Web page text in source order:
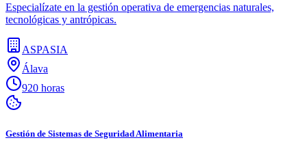
Especialízate en la gestión operativa de emergencias naturales,
tecnológicas y antrópicas.
ASPASIA
Álava
920 horas
Gestión de Sistemas de Seguridad Alimentaria